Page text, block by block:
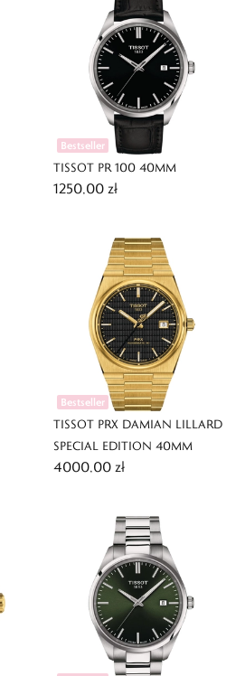
Bestseller
TISSOT PR 100 40MM
1250,00 zł
Bestseller
TISSOT PRX DAMIAN LILLARD
SPECIAL EDITION 40MM
4000,00 zł